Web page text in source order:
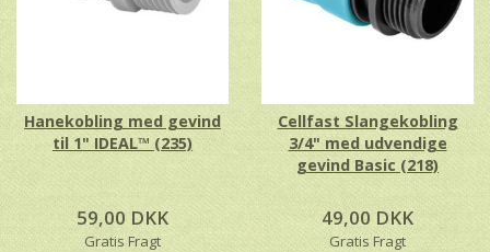
Hanekobling med gevind
til 1" IDEAL™ (235)
59,00 DKK
Gratis Fragt
Cellfast Slangekobling
3/4" med udvendige
gevind Basic (218)
49,00 DKK
Gratis Fragt